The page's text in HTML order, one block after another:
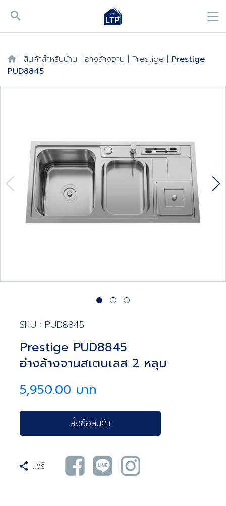
| สินค้าสำหรับบ้าน | อ่างล้างจาน | Prestige | Prestige
PUD8845
SKU : PUD8845
Prestige PUD8845
อ่างล้างจานสเตนเลส 2 หลุม
5,950.00 บาท
สั่งซื้อสินค้า
แชร์